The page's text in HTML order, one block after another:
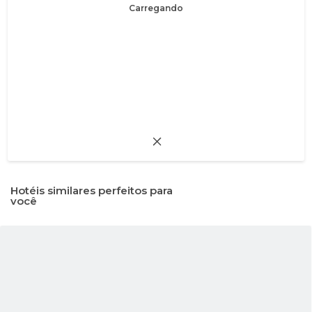
Carregando
Hotéis similares perfeitos para
você